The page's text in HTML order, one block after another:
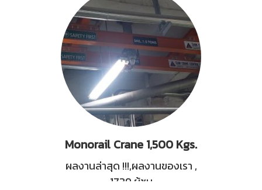
Monorail Crane 1,500 Kgs.
ผลงานล่าสุด !!!,ผลงานของเรา ,
1739 ผู้ชม